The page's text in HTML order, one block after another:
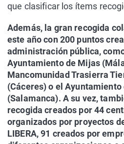
que clasificar los ítems
Además, la gran recogida
este año con 200 puntos
administración pública,
Ayuntamiento de Mijas
Mancomunidad Trasierra
(Cáceres) o el Ayuntamiento
(Salamanca). A su vez,
recogida creados por 44
organizados por proyectos
LIBERA, 91 creados por